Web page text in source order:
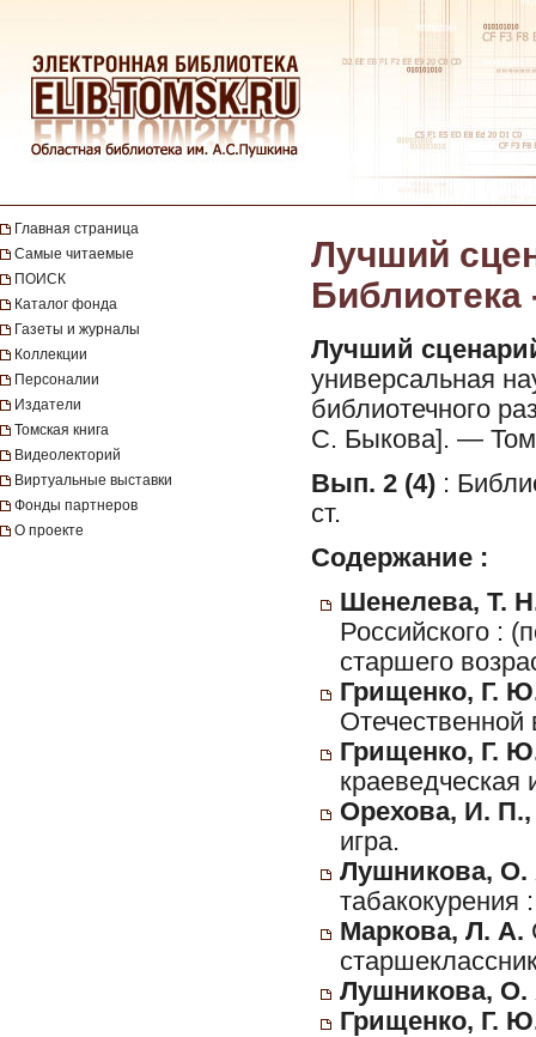
Главная страница
Самые читаемые
ПОИСК
Каталог фонда
Газеты и журналы
Коллекции
Персоналии
Издатели
Томская книга
Видеолекторий
Виртуальные выставки
Фонды партнеров
О проекте
Лучший
Библиотека
Лучший
универсальная
библиотечного
С. Быкова]. —
Вып. 2 (4) :
ст.
Содержание :
Шенелева, Т.
Российского :
старшего
Грищенко, Г.
Грищенко, Г.
краеведческая
Орехова, И.
игра.
Лушникова, О.
табакокурения
Маркова, Л. А.
Лушникова, О.
Грищенко, Г.